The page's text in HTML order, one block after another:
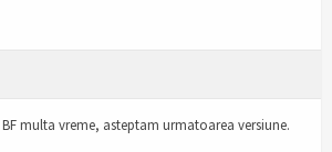
multa vreme, asteptam urmatoarea versiune.